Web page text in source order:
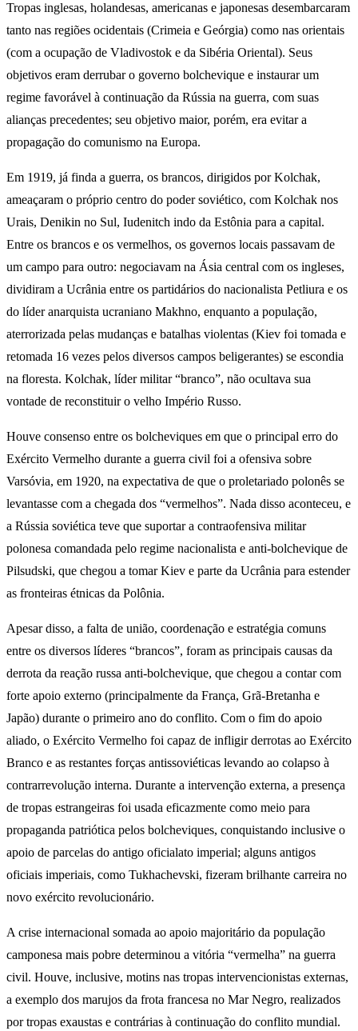
Tropas inglesas, holandesas, americanas e japonesas desembarcaram
tanto nas regiões ocidentais (Crimeia e Geórgia) como nas orientais
(com a ocupação de Vladivostok e da Sibéria Oriental). Seus
objetivos eram derrubar o governo bolchevique e instaurar um
regime favorável à continuação da Rússia na guerra, com suas
alianças precedentes; seu objetivo maior, porém, era evitar a
propagação do comunismo na Europa.
Em 1919, já finda a guerra, os brancos, dirigidos por Kolchak,
ameaçaram o próprio centro do poder soviético, com Kolchak nos
Urais, Denikin no Sul, Iudenitch indo da Estônia para a capital.
Entre os brancos e os vermelhos, os governos locais passavam de
um campo para outro: negociavam na Ásia central com os ingleses,
dividiram a Ucrânia entre os partidários do nacionalista Petliura e os
do líder anarquista ucraniano Makhno, enquanto a população,
aterrorizada pelas mudanças e batalhas violentas (Kiev foi tomada e
retomada 16 vezes pelos diversos campos beligerantes) se escondia
na floresta. Kolchak, líder militar “branco”, não ocultava sua
vontade de reconstituir o velho Império Russo.
Houve consenso entre os bolcheviques em que o principal erro do
Exército Vermelho durante a guerra civil foi a ofensiva sobre
Varsóvia, em 1920, na expectativa de que o proletariado polonês se
levantasse com a chegada dos “vermelhos”. Nada disso aconteceu, e
a Rússia soviética teve que suportar a contraofensiva militar
polonesa comandada pelo regime nacionalista e anti-bolchevique de
Pilsudski, que chegou a tomar Kiev e parte da Ucrânia para estender
as fronteiras étnicas da Polônia.
Apesar disso, a falta de união, coordenação e estratégia comuns
entre os diversos líderes “brancos”, foram as principais causas da
derrota da reação russa anti-bolchevique, que chegou a contar com
forte apoio externo (principalmente da França, Grã-Bretanha e
Japão) durante o primeiro ano do conflito. Com o fim do apoio
aliado, o Exército Vermelho foi capaz de infligir derrotas ao Exército
Branco e as restantes forças antissoviéticas levando ao colapso à
contrarrevolução interna. Durante a intervenção externa, a presença
de tropas estrangeiras foi usada eficazmente como meio para
propaganda patriótica pelos bolcheviques, conquistando inclusive o
apoio de parcelas do antigo oficialato imperial; alguns antigos
oficiais imperiais, como Tukhachevski, fizeram brilhante carreira no
novo exército revolucionário.
A crise internacional somada ao apoio majoritário da população
camponesa mais pobre determinou a vitória “vermelha” na guerra
civil. Houve, inclusive, motins nas tropas intervencionistas externas,
a exemplo dos marujos da frota francesa no Mar Negro, realizados
por tropas exaustas e contrárias à continuação do conflito mundial.